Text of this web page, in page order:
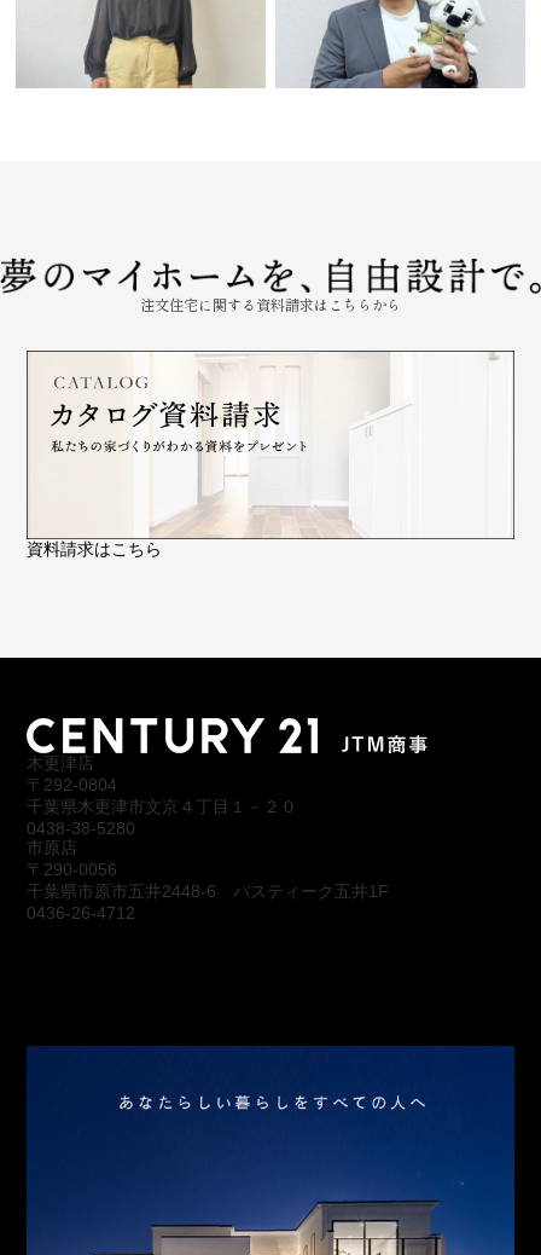
注文住宅に関する資料請求はこちらから
資料請求はこちら
木更津店
〒292-0804
千葉県木更津市文京４丁目１－２０
0438-38-5280
市原店
〒290-0056
千葉県市原市五井2448-6 パスティーク五井1F
0436-26-4712